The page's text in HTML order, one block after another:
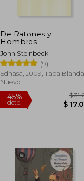
$ 47.47
De Ratones y
Hombres
John Steinbeck
(9)
Edhasa, 2009, Tapa Blanda,
Nuevo
45%
dcto.